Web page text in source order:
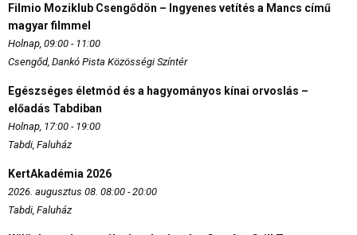
Filmio Moziklub Csengődön – Ingyenes vetítés a Mancs című
magyar filmmel
Holnap, 09:00 - 11:00
Csengőd, Dankó Pista Közösségi Színtér
Egészséges életmód és a hagyományos kínai orvoslás –
előadás Tabdiban
Holnap, 17:00 - 19:00
Tabdi, Faluház
KertAkadémia 2026
2026. augusztus 08. 08:00 - 20:00
Tabdi, Faluház